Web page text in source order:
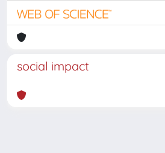
social impact